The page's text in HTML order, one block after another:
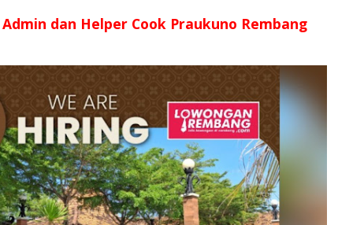
dan Helper Cook Praukuno Rembang